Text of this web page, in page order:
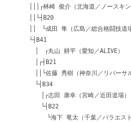
│││┌林崎 俊介（北海道／ノースキン
││└┤B20
││ └成田 隼（広島／総合格闘技道場
└┤B41
│ ┌丸山 耕平（愛知／ALIVE）
│┌┤B21
││└佐藤 秀樹（神奈川／リバーサル
└┤B34
│┌志田 康幸（宮崎／近田道場）
└┤B22
└海下 竜太（千葉／パラエスト